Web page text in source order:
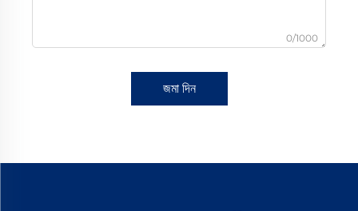
0/1000
জমা দিন